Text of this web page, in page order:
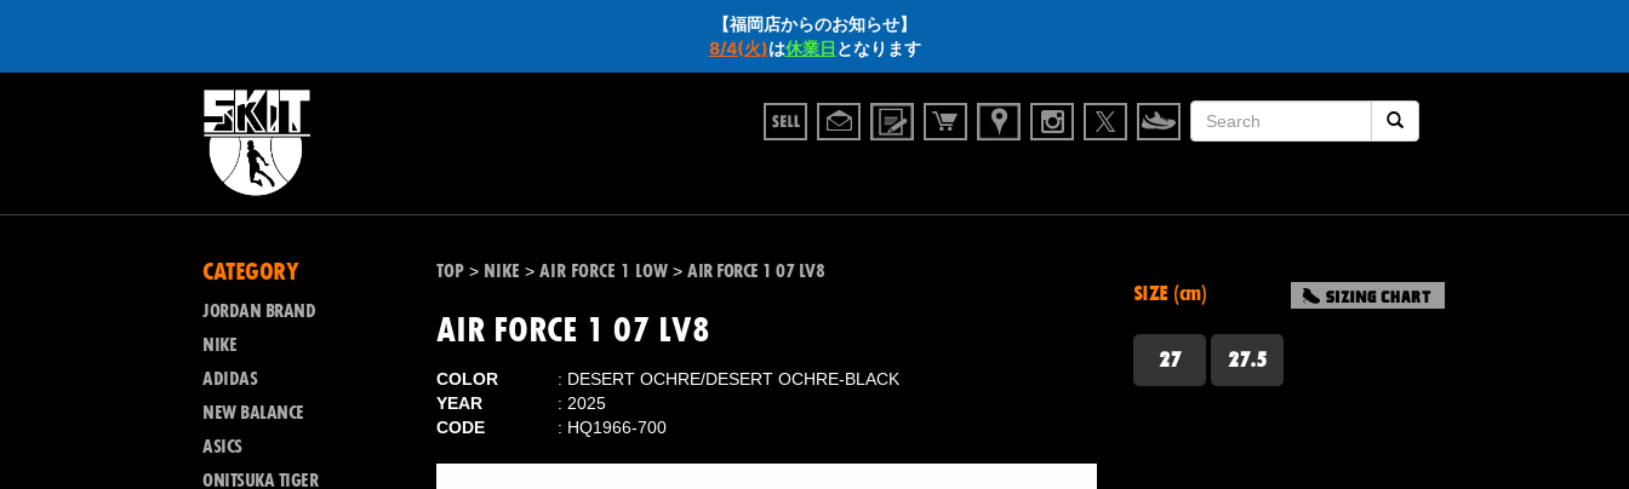
【福岡店からのお知らせ】
8/4(火)は休業日 となります
CATEGORY
JORDAN BRAND
NIKE
ADIDAS
NEW BALANCE
ASICS
ONITSUKA TIGER
TOP > NIKE > AIR FORCE 1 LOW > AIR FORCE 1 07 LV8
AIR FORCE 1 07 LV8
COLOR
DESERT OCHRE/DESERT OCHRE-BLACK
YEAR
2025
CODE
HQ1966-700
SIZE (cm)
27 27.5